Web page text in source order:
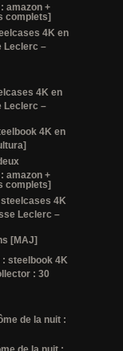
amazon +
complets]
4K en
Leclerc –
4K en
Leclerc –
4K en
amazon +
complets]
4K
Leclerc –
[MAJ]
steelbook 4K
: 30
de la nuit :